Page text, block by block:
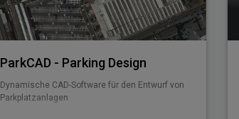
ParkCAD - Parking Design
Dynamische CAD-Software für den Entwurf von
Parkplatzanlagen